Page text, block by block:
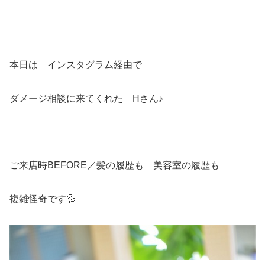
本日は インスタグラム経由で
ダメージ相談に来てくれた Hさん♪
ご来店時BEFORE／髪の履歴も 美容室の履歴も
複雑怪奇です💦